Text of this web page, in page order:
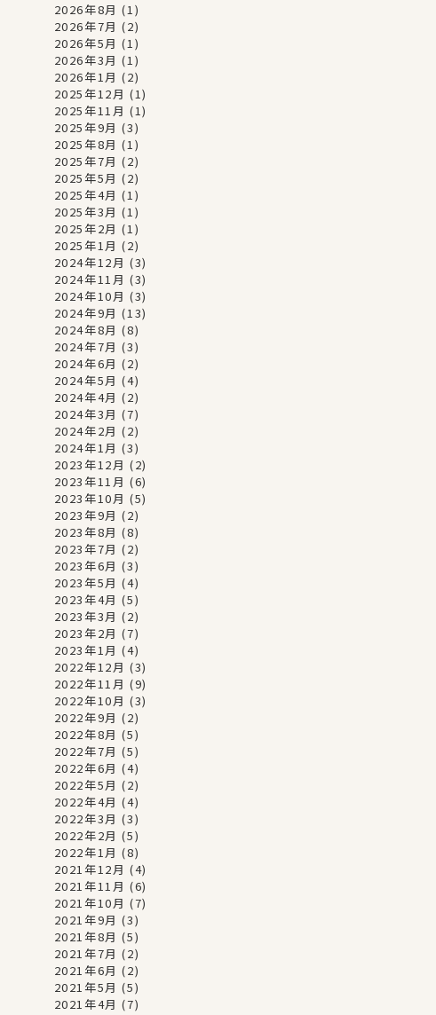
2026年8月 (1)
2026年7月 (2)
2026年5月 (1)
2026年3月 (1)
2026年1月 (2)
2025年12月 (1)
2025年11月 (1)
2025年9月 (3)
2025年8月 (1)
2025年7月 (2)
2025年5月 (2)
2025年4月 (1)
2025年3月 (1)
2025年2月 (1)
2025年1月 (2)
2024年12月 (3)
2024年11月 (3)
2024年10月 (3)
2024年9月 (13)
2024年8月 (8)
2024年7月 (3)
2024年6月 (2)
2024年5月 (4)
2024年4月 (2)
2024年3月 (7)
2024年2月 (2)
2024年1月 (3)
2023年12月 (2)
2023年11月 (6)
2023年10月 (5)
2023年9月 (2)
2023年8月 (8)
2023年7月 (2)
2023年6月 (3)
2023年5月 (4)
2023年4月 (5)
2023年3月 (2)
2023年2月 (7)
2023年1月 (4)
2022年12月 (3)
2022年11月 (9)
2022年10月 (3)
2022年9月 (2)
2022年8月 (5)
2022年7月 (5)
2022年6月 (4)
2022年5月 (2)
2022年4月 (4)
2022年3月 (3)
2022年2月 (5)
2022年1月 (8)
2021年12月 (4)
2021年11月 (6)
2021年10月 (7)
2021年9月 (3)
2021年8月 (5)
2021年7月 (2)
2021年6月 (2)
2021年5月 (5)
2021年4月 (7)